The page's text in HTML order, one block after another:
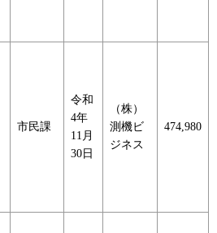
市民課
令和
4年
11月
30日
（株）
測機ビ
ジネス
474,980